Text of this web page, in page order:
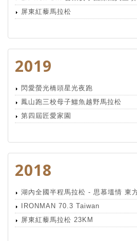
屏東紅藜馬拉松
2019
閃愛螢光橋頭星光夜跑
鳳山跑三校母子鱷魚越野馬拉松
第四屆匠愛家園
2018
湖內全國半程馬拉松 - 思慕塭情 東
IRONMAN 70.3 Taiwan
屏東紅藜馬拉松 23KM